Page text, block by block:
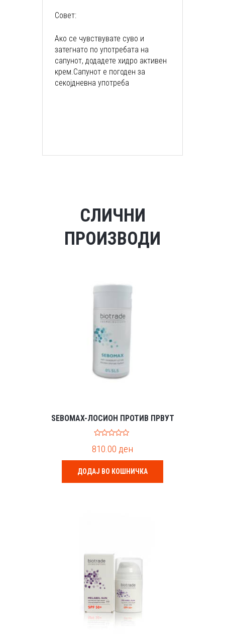
Совет:
Ако се чувствувате суво и
затегнато по употребата на
сапунот, додадете хидро активен
крем.Сапунот е погоден за
секојдневна употреба
СЛИЧНИ
ПРОИЗВОДИ
SEBOMAX-ЛОСИОН ПРОТИВ ПРВУТ
o
t
o
f
5
810.00 ден
ДОДАЈ ВО КОШНИЧКА